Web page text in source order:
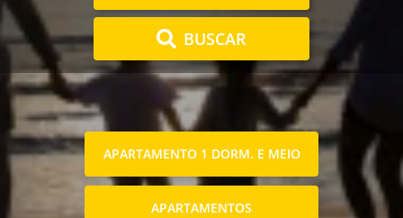
BUSCAR
APARTAMENTO 1 DORM. E MEIO
APARTAMENTOS